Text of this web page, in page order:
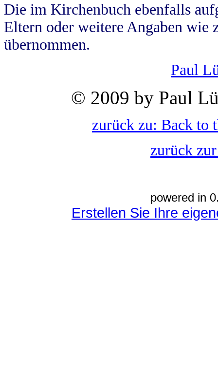
Die im Kirchenbuch ebenfalls
Eltern oder weitere Angaben wie
übernommen.
Paul
© 2009 by Paul
zurück zu: Back to
zurück
powered in
Erstellen Sie Ihre